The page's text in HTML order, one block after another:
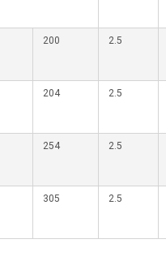
200 2.5
204 2.5
254 2.5
305 2.5